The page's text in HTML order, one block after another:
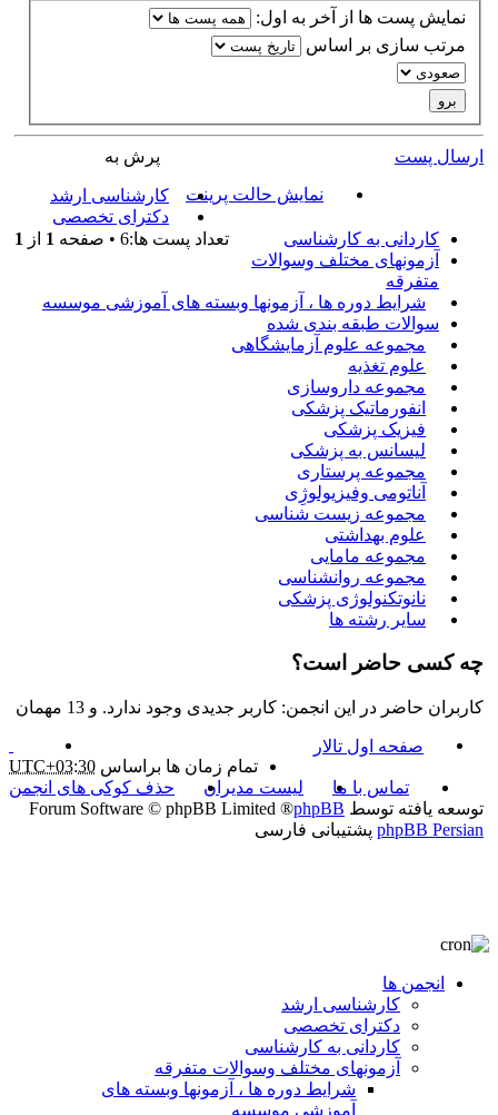
نمایش پست ها از آخر به اول:
مرتب سازی بر اساس
ارسال پست
نمایش حالت پرینت
تعداد پست ها:6 • صفحه 1 از 1
پرش به
کارشناسی ارشد
دکترای تخصصی
کاردانی به کارشناسی
آزمونهای مختلف وسوالات
متفرقه
شرایط دوره ها ، آزمونها وبسته های آموزشی موسسه
سوالات طبقه بندی شده
مجموعه علوم آزمایشگاهی
علوم تغذیه
مجموعه داروسازی
انفورماتیک پزشکی
فیزیک پزشکی
لیسانس به پزشکی
مجموعه پرستاری
آناتومی وفیزیولوژِی
مجموعه زیست شناسی
علوم بهداشتی
مجموعه مامایی
مجموعه روانشناسی
نانوتکنولوژی پزشکی
سایر رشته ها
چه کسی حاضر است؟
کاربران حاضر در این انجمن: کاربر جدیدی وجود ندارد. و 13 مهمان
صفحه اول تالار
تمام زمان ها براساس UTC+03:30
حذف کوکی های انجمن
لیست مدیران
تماس با ما
توسعه یافته توسط phpBB
® Forum Software © phpBB Limited
phpBB Persian پشتیبانی فارسی
انجمن ها
کارشناسی ارشد
دکترای تخصصی
کاردانی به کارشناسی
آزمونهای مختلف وسوالات متفرقه
شرایط دوره ها ، آزمونها وبسته های
آموزشی موسسه